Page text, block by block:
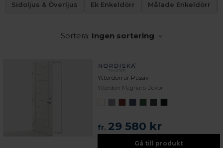
Sidoljus & Överljus Ek Enkeldörr Målade Enkeldörr
Sortera: Ingen sortering
Ytterdörrar Passiv
Ytterdörr Magnarp Dekor
fr. 29 580 kr
Gå till produkt